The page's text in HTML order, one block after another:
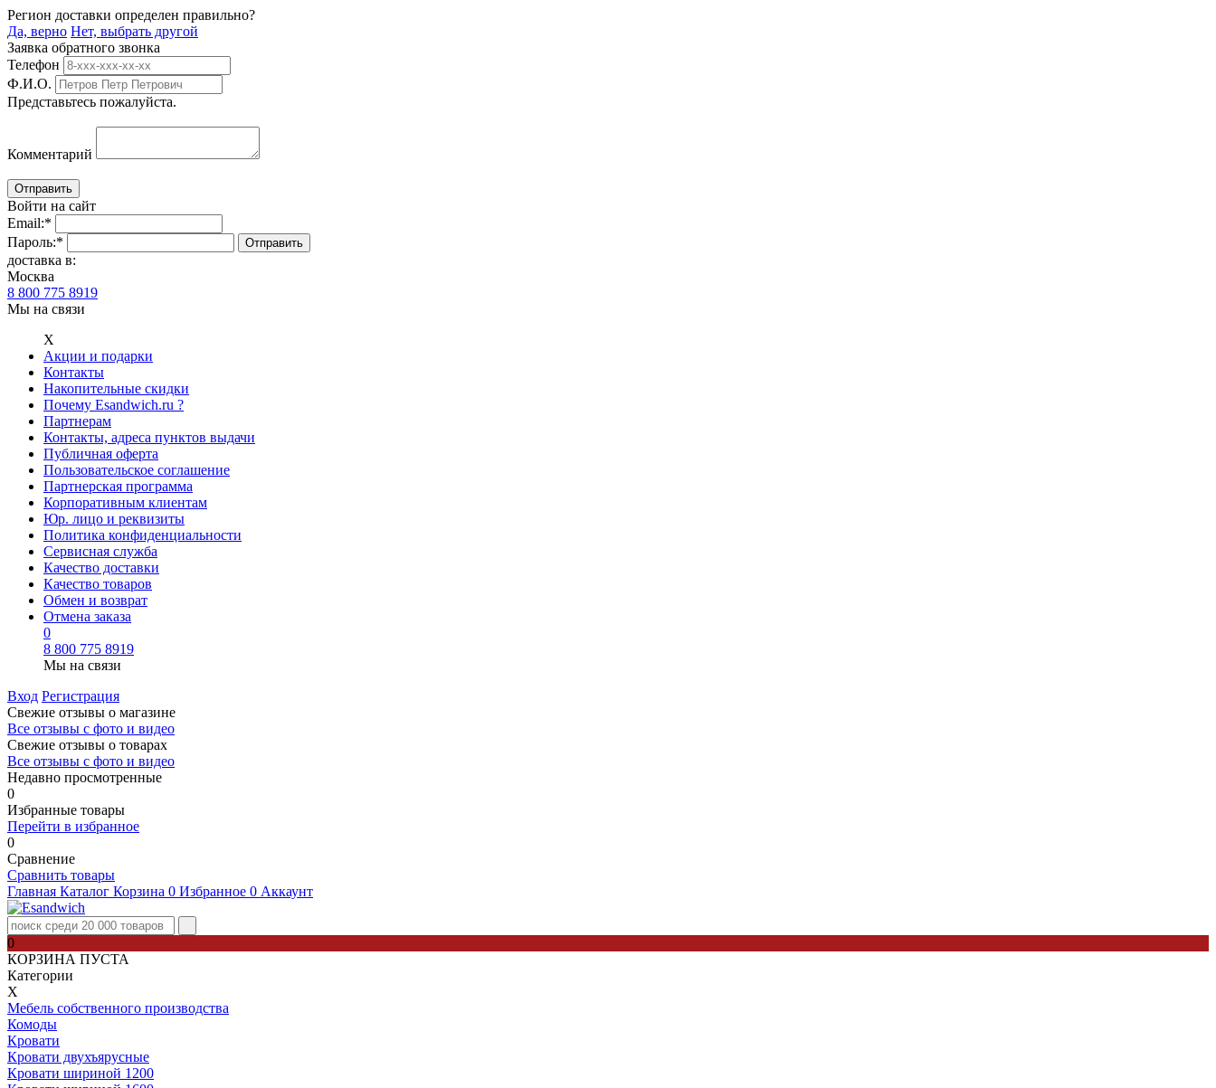
Регион доставки определен правильно?
Да, верно Нет, выбрать другой
Заявка обратного звонка
Телефон
Ф.И.О.
Представьтесь пожалуйста.
Комментарий
Войти на сайт
Email:*
Пароль:*
доставка в:
Москва
8 800 775 8919
Мы на связи
Х
Акции и подарки
Контакты
Накопительные скидки
Почему Esandwich.ru ?
Партнерам
Контакты, адреса пунктов выдачи
Публичная оферта
Пользовательское соглашение
Партнерская программа
Корпоративным клиентам
Юр. лицо и реквизиты
Политика конфиденциальности
Сервисная служба
Качество доставки
Качество товаров
Обмен и возврат
Отмена заказа
0
8 800 775 8919
Мы на связи
Вход Регистрация
Свежие отзывы о магазине
Все отзывы с фото и видео
Свежие отзывы о товарах
Все отзывы c фото и видео
Недавно просмотренные
0
Избранные товары
Перейти в избранное
0
Сравнение
Сравнить товары
Главная Каталог Корзина 0 Избранное 0 Аккаунт
0
КОРЗИНА ПУСТА
Категории
Х
Мебель собственного производства
Комоды
Кровати
Кровати двухъярусные
Кровати шириной 1200